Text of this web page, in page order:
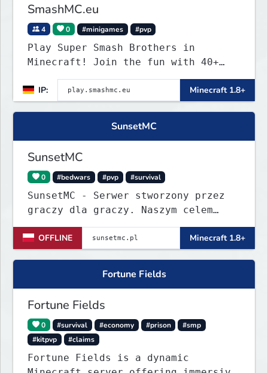
SmashMC.eu
4 0 #minigames #pvp
Play Super Smash Brothers in
Minecraft! Join the fun with 40+
unique characters and insane items!
IP:
Minecraft 1.8+
SunsetMC
SunsetMC
0 #bedwars #pvp #survival
SunsetMC - Serwer stworzony przez
graczy dla graczy. Naszym celem
jest ciągłe ulepszanie rozgrywki i
budowanie zgranej społeczności.
Dołącz, graj, rywalizuj i pomóż nam
tworzyć idealne miejsce do gry!
OFFLINE Minecraft 1.8+
Fortune Fields
Fortune Fields
0 #survival #economy #prison
#smp
#kitpvp
#claims
Fortune Fields is a dynamic